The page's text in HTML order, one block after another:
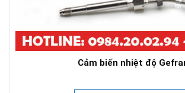
Cảm biến nhiệt độ